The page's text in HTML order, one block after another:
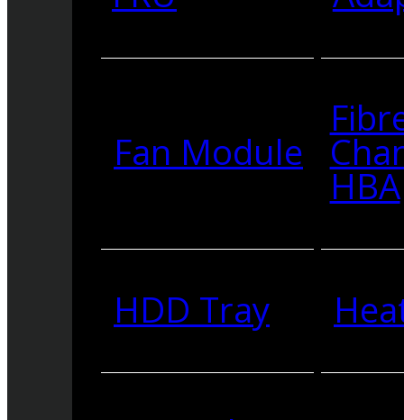
Fan Module
HBA
HDD Tray